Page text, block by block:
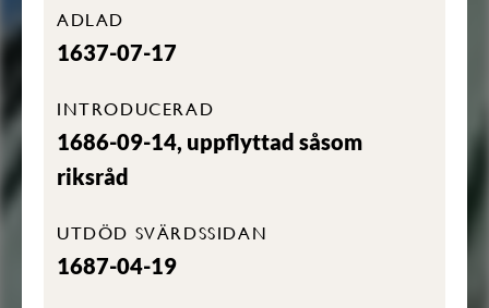
ADLAD
1637-07-17
INTRODUCERAD
1686-09-14, uppflyttad såsom
riksråd
UTDÖD SVÄRDSSIDAN
1687-04-19